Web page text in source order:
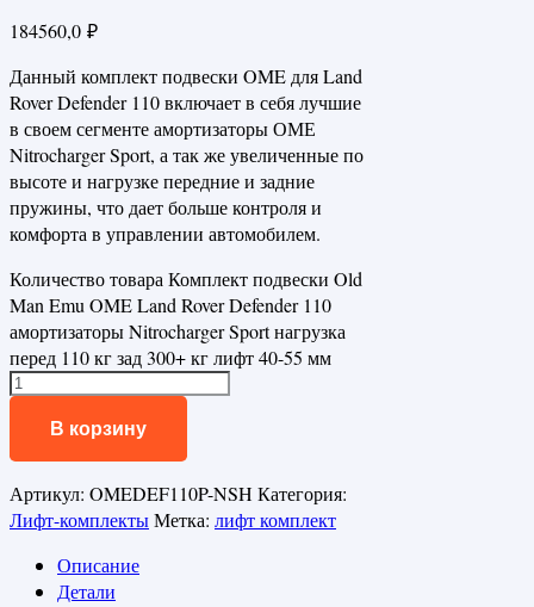
184560,0 ₽
Данный комплект подвески OME для Land
Rover Defender 110 включает в себя лучшие
в своем сегменте амортизаторы ОМЕ
Nitrocharger Sport, а так же увеличенные по
высоте и нагрузке передние и задние
пружины, что дает больше контроля и
комфорта в управлении автомобилем.
Количество товара Комплект подвески Old
Man Emu OME Land Rover Defender 110
амортизаторы Nitrocharger Sport нагрузка
перед 110 кг зад 300+ кг лифт 40-55 мм
В корзину
Артикул: OMEDEF110P-NSH Категория:
Лифт-комплектыМетка: лифт комплект
Описание
Детали